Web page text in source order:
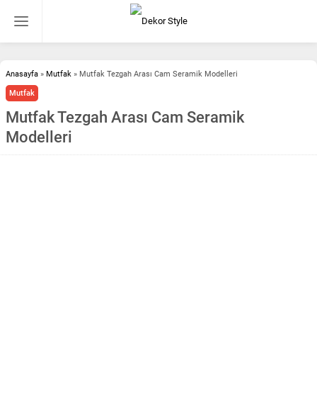
Anasayfa » Mutfak » Mutfak Tezgah Arası Cam Seramik Modelleri
Mutfak
Mutfak Tezgah Arası Cam Seramik
Modelleri